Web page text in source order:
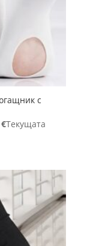
с
€Текущата